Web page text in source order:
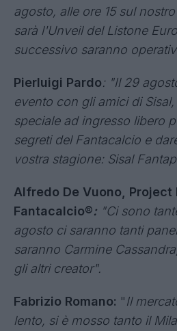
agosto, alle ore 15 sul
sarà l'Unveil del Listone
successivo saranno
Pierluigi Pardo: "Il 29
evento con gli amici di
speciale ad ingresso libero
segreti del Fantacalcio e
vostra stagione: Sisal
Alfredo De Vuono, Project
Fantacalcio®: "Ci sono
agosto ci saranno tanti
saranno Carmine
gli altri creator".
Fabrizio Romano: "Il
lento, si è mosso tanto il